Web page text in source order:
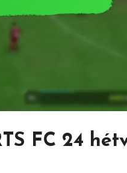
FC 24